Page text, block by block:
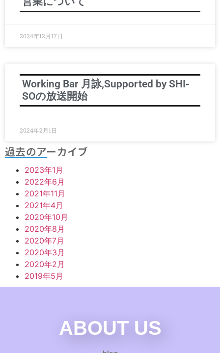
2024年12月17日
Working Bar 月詠,Supported by SHI-
SOの放送開始
2024年2月1日
過去のアーカイブ
2023年1月
2022年6月
2021年11月
2021年4月
2020年10月
2020年8月
2020年7月
2020年3月
2020年2月
2019年5月
ABOUT US